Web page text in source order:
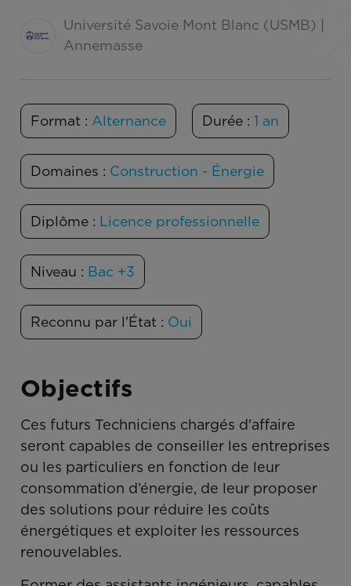
Université Savoie Mont Blanc (USMB) |
Annemasse
Format : Alternance Durée :1 an
Domaines : Construction - Énergie
Diplôme : Licence professionnelle
Niveau : Bac +3
Reconnu par l'État : Oui
Objectifs
Ces futurs Techniciens chargés d'affaire
seront capables de conseiller les entreprises
ou les particuliers en fonction de leur
consommation d’énergie, de leur proposer
des solutions pour réduire les coûts
énergétiques et exploiter les ressources
renouvelables.